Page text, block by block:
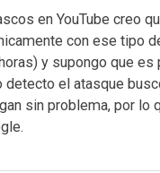
en YouTube creo
con ese tipo
y supongo que
detecto el atasque
sin problema, por lo